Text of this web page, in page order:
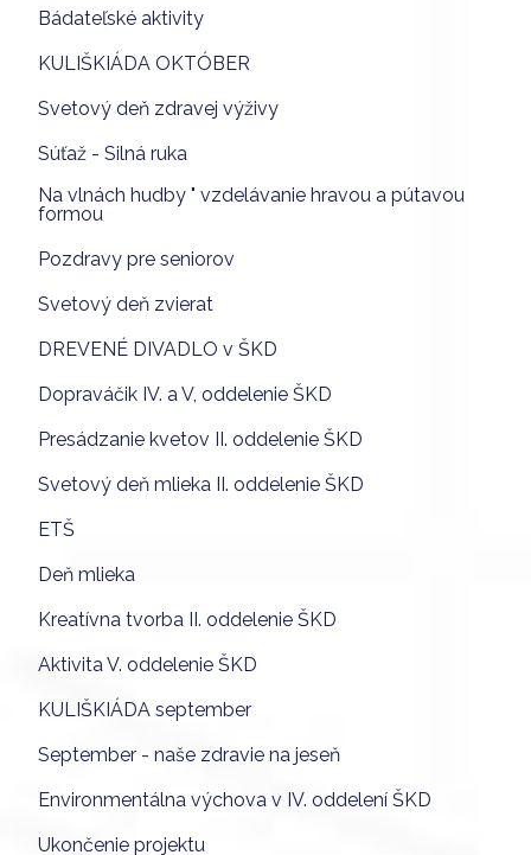
Bádateľské aktivity
KULIŠKIÁDA OKTÓBER
Svetový deň zdravej výživy
Súťaž - Silná ruka
Na vlnách hudby " vzdelávanie hravou a pútavou
formou
Pozdravy pre seniorov
Svetový deň zvierat
DREVENÉ DIVADLO v ŠKD
Dopraváčik IV. a V, oddelenie ŠKD
Presádzanie kvetov II. oddelenie ŠKD
Svetový deň mlieka II. oddelenie ŠKD
ETŠ
Deň mlieka
Kreatívna tvorba II. oddelenie ŠKD
Aktivita V. oddelenie ŠKD
KULIŠKIÁDA september
September - naše zdravie na jeseň
Environmentálna výchova v IV. oddelení ŠKD
Ukončenie projektu